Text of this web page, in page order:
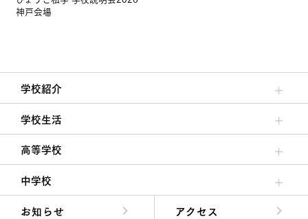
神戸会場
学校紹介
理事長/学園長メッセージ
安心して任せられる学校
沿革
施設・設備
大学合格実績
学校生活
クラブ活動・生徒会活動
夙川ブログ
制服紹介
夙川カレンダー
高等学校
高校校長からの挨拶
高校の教育方針／特色
特進コース／進学コース
年間行事
先輩たちの声・生徒たちの声
中学校
中学校長からの挨拶
中学校の教育方針／特色
Aコース／Bコース
年間行事
先輩たちの声・生徒たちの声
お知らせ
アクセス